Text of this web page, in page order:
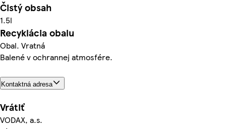
Čistý obsah
1.5l
Recyklácia obalu
Obal. Vratná
Balené v ochrannej atmosfére.
Kontaktná adresa
Vrátiť
VODAX, a.s.